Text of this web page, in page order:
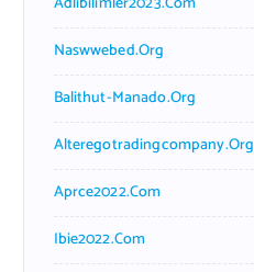
Naswwebed.org
Balithut-Manado.org
Alteregotradingcompany.org
Aprce2022.com
Ibie2022.com